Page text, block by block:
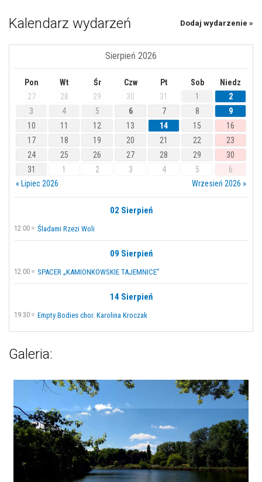
Kalendarz wydarzeń Dodaj wydarzenie »
Sierpień 2026
Pon Wt Śr Czw Pt Sob
Niedz
27
28 29 30 31 1
2
3
4 5 6 7 8
9
10
11 12 13 14 15
16
17
18 19 20 21 22
23
24
25 26 27 28 29
30
31
1 2 3 4 5
6
« Lipiec 2026
Wrzesień 2026 »
02 Sierpień
12:00 Śladami Rzezi Woli
09 Sierpień
12:00 SPACER „KAMIONKOWSKIE TAJEMNICE”
14 Sierpień
19:30 Empty Bodies chor. Karolina Kroczak
Galeria: